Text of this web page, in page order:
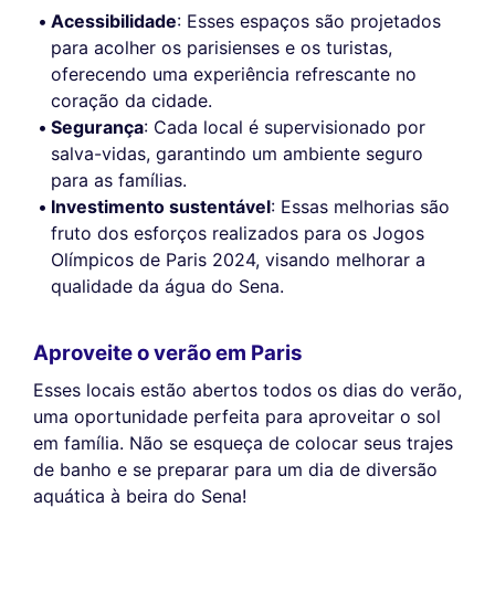
Acessibilidade: Esses espaços são projetados
para acolher os parisienses e os turistas,
oferecendo uma experiência refrescante no
coração da cidade.
Segurança: Cada local é supervisionado por
salva-vidas, garantindo um ambiente seguro
para as famílias.
Investimento sustentável: Essas melhorias são
fruto dos esforços realizados para os Jogos
Olímpicos de Paris 2024, visando melhorar a
qualidade da água do Sena.
Aproveite o verão em Paris
Esses locais estão abertos todos os dias do verão,
uma oportunidade perfeita para aproveitar o sol
em família. Não se esqueça de colocar seus trajes
de banho e se preparar para um dia de diversão
aquática à beira do Sena!